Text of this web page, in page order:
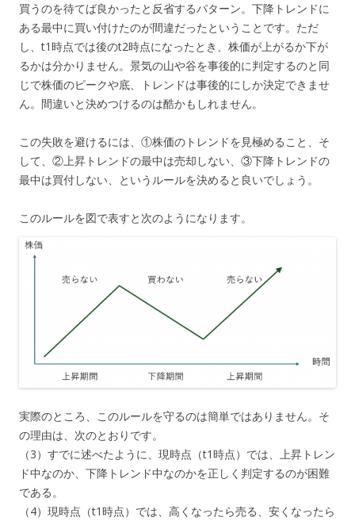
買うのを待てば良かったと反省するパターン。下降トレンドに
ある最中に買い付けたのが間違だったということです。ただ
し、t1時点では後のt2時点になったとき、株価が上がるか下が
るかは分かりません。景気の山や谷を事後的に判定するのと同
じで株価のピークや底、トレンドは事後的にしか決定できませ
ん。間違いと決めつけるのは酷かもしれません。
この失敗を避けるには、①株価のトレンドを見極めること、そ
して、②上昇トレンドの最中は売却しない、③下降トレンドの
最中は買付しない、というルールを決めると良いでしょう。
このルールを図で表すと次のようになります。
実際のところ、このルールを守るのは簡単ではありません。そ
の理由は、次のとおりです。
（3）すでに述べたように、現時点（t1時点）では、上昇トレン
ド中なのか、下降トレンド中なのかを正しく判定するのが困難
である。
（4）現時点（t1時点）では、高くなったら売る、安くなったら